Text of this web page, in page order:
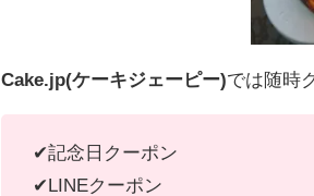
Cake.jp(ケーキジェーピー)では随時
✔記念日クーポン
✔LINEクーポン